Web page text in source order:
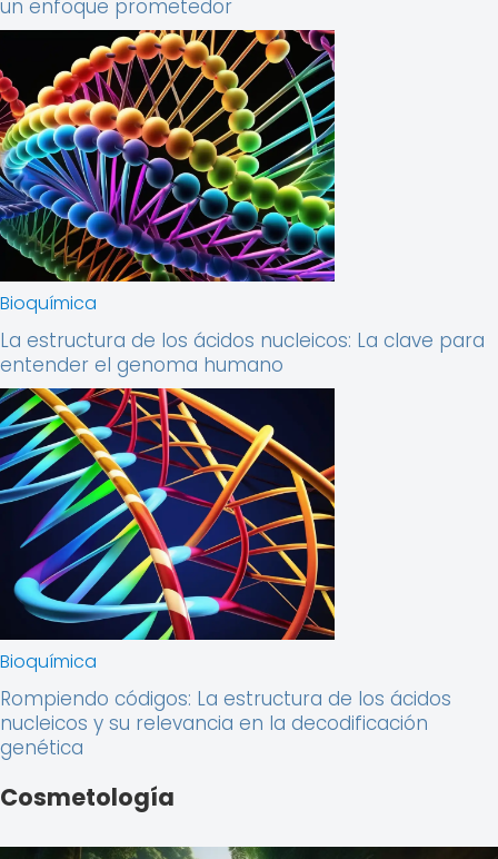
un enfoque prometedor
Bioquímica
La estructura de los ácidos nucleicos: La clave para
entender el genoma humano
Bioquímica
Rompiendo códigos: La estructura de los ácidos
nucleicos y su relevancia en la decodificación
genética
Cosmetología